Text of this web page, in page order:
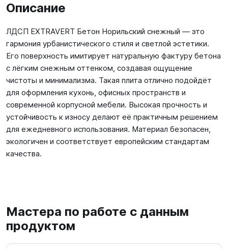
Описание
ЛДСП EXTRAVERT Бетон Норильский снежный — это
гармония урбанистического стиля и светлой эстетики.
Его поверхность имитирует натуральную фактуру бетона
с лёгким снежным оттенком, создавая ощущение
чистоты и минимализма. Такая плита отлично подойдёт
для оформления кухонь, офисных пространств и
современной корпусной мебели. Высокая прочность и
устойчивость к износу делают её практичным решением
для ежедневного использования. Материал безопасен,
экологичен и соответствует европейским стандартам
качества.
Мастера по работе с данным
продуктом